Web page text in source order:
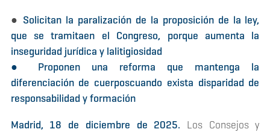
● Solicitan la paralización de la proposición de la ley,
que se tramitaen el Congreso, porque aumenta la
inseguridad jurídica y lalitigiosidad
● Proponen una reforma que mantenga la
diferenciación de cuerposcuando exista disparidad de
responsabilidad y formación
Madrid, 18 de diciembre de 2025. Los Consejos y